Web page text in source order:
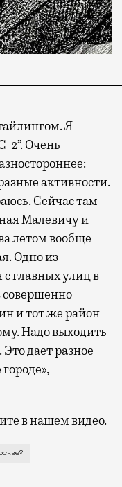
Я
2”. Очень
активности.
Сейчас там
Малевичу и
летом вообще
Одно из
главных улиц в
совершенно
и тот же район
Надо выходить
дает разное
в нашем видео.
Мы